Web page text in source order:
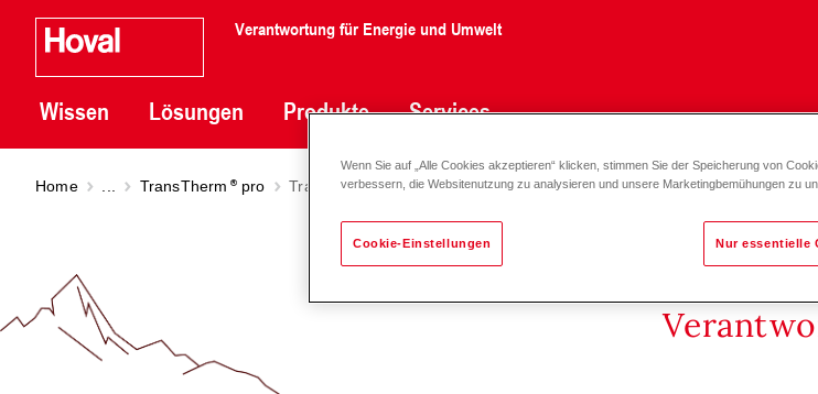
Verantwortung für Energie und Umwelt
Wissen Lösungen Produkte Services
Home TransTherm pro TransTherm pro
Wenn Sie auf „Alle Cookies akzeptieren“ klicken, stimmen Sie der Speicherung von
verbessern, die Websitenutzung zu analysieren und unsere Marketingbemühungen zu
Cookie-Einstellungen Nur essentielle